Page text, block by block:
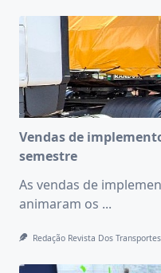
Vendas de
semestre
As vendas de
animaram os ...
Redação Revista Dos Transportes